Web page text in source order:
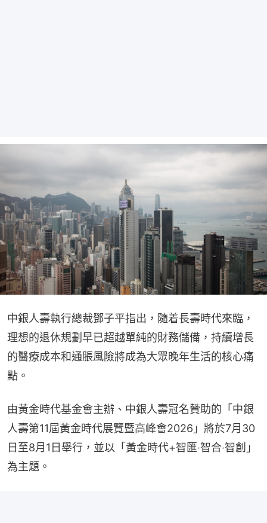
中銀人壽執行總裁鄧子平指出，隨着長壽時代來臨，
理想的退休規劃早已超越單純的財務儲備，持續增長
的醫療成本和通脹風險將成為大眾晚年生活的核心痛
點。
由黃金時代基金會主辦、中銀人壽冠名贊助的「中銀
人壽第11屆黃金時代展覽暨高峰會2026」將於7月30
日至8月1日舉行，並以「黃金時代+智匯‧智合‧智創」
為主題。